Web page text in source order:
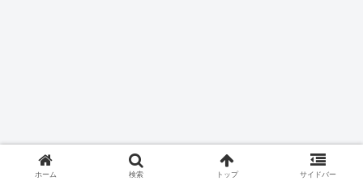
ホーム 検索 トップ サイドバー